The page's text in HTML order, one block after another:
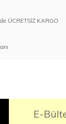
ÜCRETSİZ KARGO
E-